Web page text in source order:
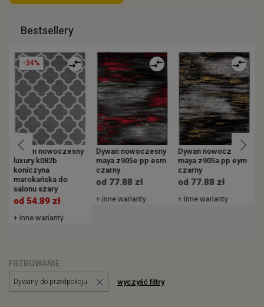
WIĘCEJ
Bestsellery
-34%
Dywan nowoczesny
luxury k082b
koniczyna
marokańska do
salonu szary
od 54.89 zł
+ inne warianty
Dywan nowoczesny
maya z905e pp esm
czarny
od 77.88 zł
+ inne warianty
Dywan nowoczesny
maya z905a pp eym
czarny
od 77.88 zł
+ inne warianty
FILTROWANIE
Dywany do przedpokoju wyczyść filtry